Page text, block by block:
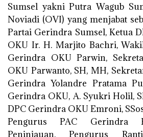
Sumsel yakni Putra Wagub
Noviadi (OVI) yang menjabat
Partai Gerindra Sumsel, Ketua
OKU Ir. H. Marjito Bachri,
Gerindra OKU Parwin,
OKU Parwanto, SH, MH,
Gerindra Yolandre Pratama
Gerindra OKU, A. Syukri Holil,
DPC Gerindra OKU Emroni,
Pengurus PAC Gerindra
Peninjauan, Pengurus